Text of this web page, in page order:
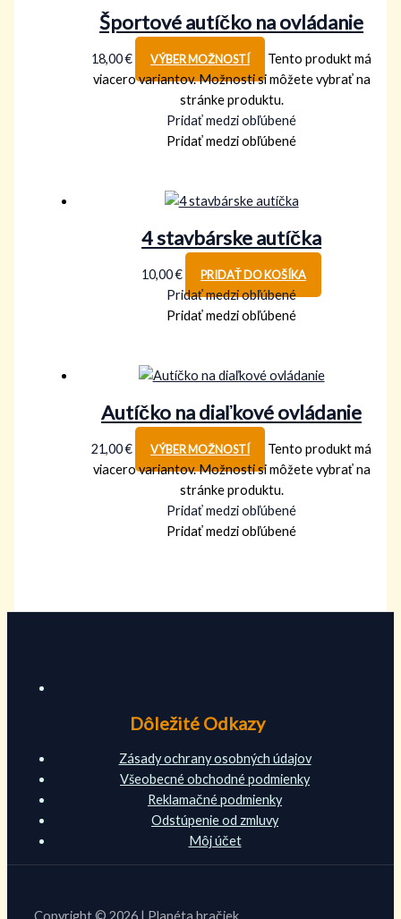
Športové autíčko na ovládanie
18,00€ VÝBER MOŽNOSTÍ
Tento produkt má
viacero variantov. Možnosti si môžete vybrať na
stránke produktu.
Pridať medzi obľúbené
Pridať medzi obľúbené
4 stavbárske autíčka
10,00€ PRIDAŤ DO KOŠÍKA
Pridať medzi obľúbené
Pridať medzi obľúbené
Autíčko na diaľkové ovládanie
21,00€ VÝBER MOŽNOSTÍ
Tento produkt má
viacero variantov. Možnosti si môžete vybrať na
stránke produktu.
Pridať medzi obľúbené
Pridať medzi obľúbené
Dôležité Odkazy
Zásady ochrany osobných údajov
Všeobecné obchodné podmienky
Reklamačné podmienky
Odstúpenie od zmluvy
Môj účet
Copyright © 2026 | Planéta hračiek